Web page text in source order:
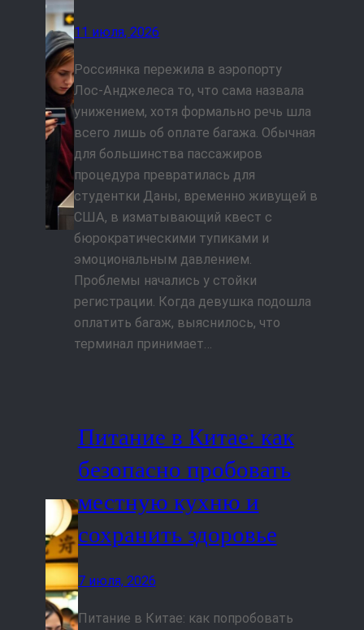
11 июля, 2026
Россиянка пережила в аэропорту
Лос‑Анджелеса то, что сама назвала
унижением, хотя формально речь шла
всего лишь об оплате багажа. Обычная
для большинства пассажиров
процедура превратилась для
студентки Даны, временно живущей в
США, в изматывающий квест с
бюрократическими тупиками и
эмоциональным давлением.
Проблемы начались у стойки
регистрации. Когда девушка подошла
оплатить багаж, выяснилось, что
терминал принимает…
Питание в Китае: как
безопасно пробовать
местную кухню и
сохранить здоровье
7 июля, 2026
Питание в Китае: как попробовать